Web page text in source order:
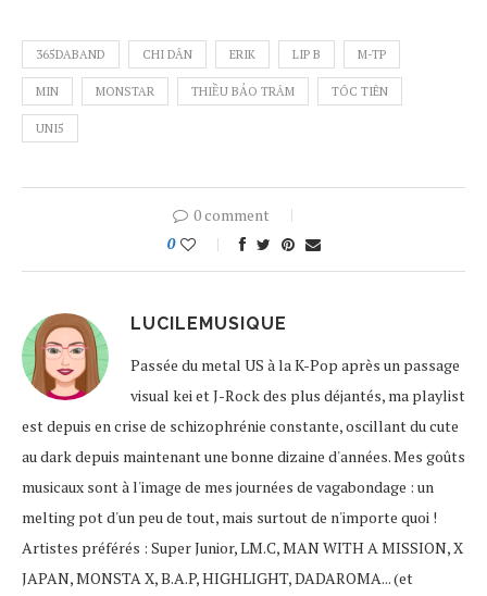
365DABAND CHI DÂN ERIK LIP B M-TP
MIN MONSTAR THIỀU BẢO TRÂM TÓC TIÊN
UNI5
0 comment
0
LUCILEMUSIQUE
Passée du metal US à la K-Pop après un passage
visual kei et J-Rock des plus déjantés, ma playlist
est depuis en crise de schizophrénie constante, oscillant du cute
au dark depuis maintenant une bonne dizaine d'années. Mes goûts
musicaux sont à l'image de mes journées de vagabondage : un
melting pot d'un peu de tout, mais surtout de n'importe quoi !
Artistes préférés : Super Junior, LM.C, MAN WITH A MISSION, X
JAPAN, MONSTA X, B.A.P, HIGHLIGHT, DADAROMA... (et